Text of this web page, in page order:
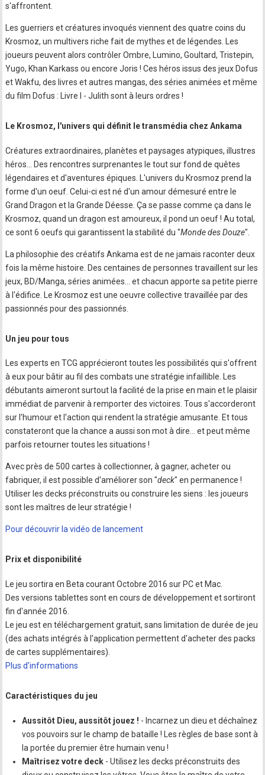
s'affrontent.
Les guerriers et créatures invoqués viennent des quatre coins du
Krosmoz, un multivers riche fait de mythes et de légendes. Les
joueurs peuvent alors contrôler Ombre, Lumino, Goultard, Tristepin,
Yugo, Khan Karkass ou encore Joris ! Ces héros issus des jeux Dofus
et Wakfu, des livres et autres mangas, des séries animées et même
du film Dofus : Livre I - Julith sont à leurs ordres !
Le Krosmoz, l'univers qui définit le transmédia chez Ankama
Créatures extraordinaires, planètes et paysages atypiques, illustres
héros… Des rencontres surprenantes le tout sur fond de quêtes
légendaires et d'aventures épiques. L'univers du Krosmoz prend la
forme d'un oeuf. Celui-ci est né d'un amour démesuré entre le
Grand Dragon et la Grande Déesse. Ça se passe comme ça dans le
Krosmoz, quand un dragon est amoureux, il pond un oeuf ! Au total,
ce sont 6 oeufs qui garantissent la stabilité du "Monde des Douze".
La philosophie des créatifs Ankama est de ne jamais raconter deux
fois la même histoire. Des centaines de personnes travaillent sur les
jeux, BD/Manga, séries animées… et chacun apporte sa petite pierre
à l'édifice. Le Krosmoz est une oeuvre collective travaillée par des
passionnés pour des passionnés.
Un jeu pour tous
Les experts en TCG apprécieront toutes les possibilités qui s'offrent
à eux pour bâtir au fil des combats une stratégie infaillible. Les
débutants aimeront surtout la facilité de la prise en main et le plaisir
immédiat de parvenir à remporter des victoires. Tous s'accorderont
sur l'humour et l'action qui rendent la stratégie amusante. Et tous
constateront que la chance a aussi son mot à dire… et peut même
parfois retourner toutes les situations !
Avec près de 500 cartes à collectionner, à gagner, acheter ou
fabriquer, il est possible d'améliorer son "deck" en permanence !
Utiliser les decks préconstruits ou construire les siens : les joueurs
sont les maîtres de leur stratégie !
Pour découvrir la vidéo de lancement
Prix et disponibilité
Le jeu sortira en Beta courant Octobre 2016 sur PC et Mac.
Des versions tablettes sont en cours de développement et sortiront
fin d'année 2016.
Le jeu est en téléchargement gratuit, sans limitation de durée de jeu
(des achats intégrés à l'application permettent d'acheter des packs
de cartes supplémentaires).
Plus d'informations
Caractéristiques du jeu
Aussitôt Dieu, aussitôt jouez ! - Incarnez un dieu et déchaînez
vos pouvoirs sur le champ de bataille ! Les règles de base sont à
la portée du premier être humain venu !
Maîtrisez votre deck - Utilisez les decks préconstruits des